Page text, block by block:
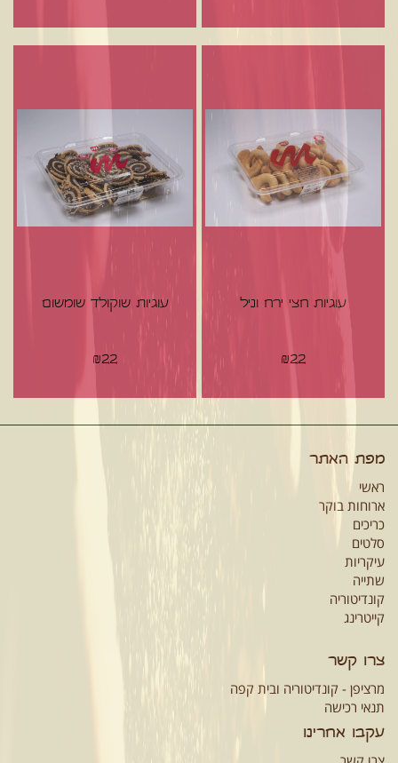
עוגיות חצי ירח וניל
₪22
עוגיות שוקולד שומשום
₪22
מפת האתר
ראשי
ארוחות בוקר
כריכים
סלטים
עיקריות
שתייה
קונדיטוריה
קייטרינג
צרו קשר
מרציפן - קונדיטוריה ובית קפה
תנאי רכישה
עקבו אחרינו